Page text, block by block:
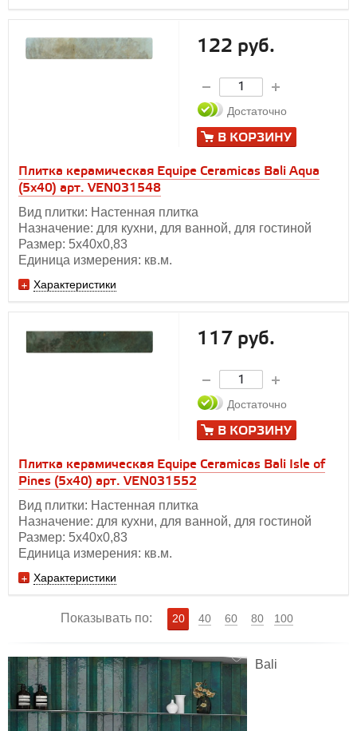
Плитка керамическая Equipe Ceramicas Bali Aqua
(5х40) арт. VEN031548
Вид плитки: Настенная плитка
Назначение: для кухни, для ванной, для гостиной
Размер: 5х40х0,83
Единица измерения: кв.м.
Характеристики
122 руб.
Достаточно
В КОРЗИНУ
Плитка керамическая Equipe Ceramicas Bali Isle of
Pines (5х40) арт. VEN031552
Вид плитки: Настенная плитка
Назначение: для кухни, для ванной, для гостиной
Размер: 5х40х0,83
Единица измерения: кв.м.
Характеристики
117 руб.
Достаточно
В КОРЗИНУ
Показывать по: 20 40 60 80 100
Bali